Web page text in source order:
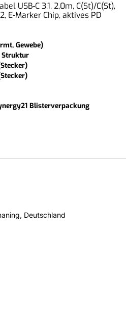
USB-C 3.1, 2,0m, C(St)/C(St),
E-Marker Chip, aktives PD
Gewebe)
Struktur
Blisterverpackung
Deutschland